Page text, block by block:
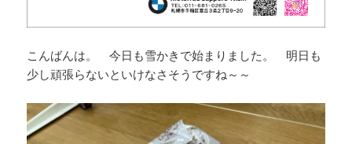
こんばんは。 今日も雪かきで始まりました。 明日も
少し頑張らないといけなさそうですね～～